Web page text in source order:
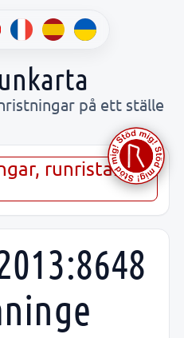
på ett ställe
runristare,